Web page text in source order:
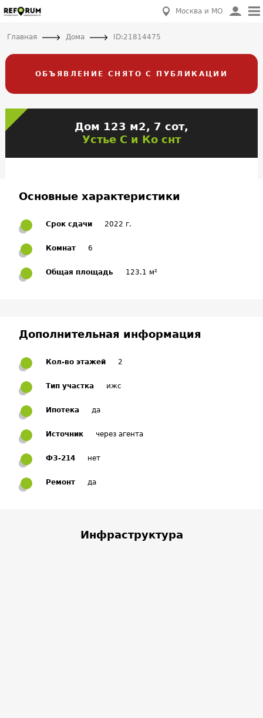
Москва и МО
Главная Дома ID:21814475
ОБЪЯВЛЕНИЕ СНЯТО С ПУБЛИКАЦИИ
Дом 123 м2, 7 сот,
Устье С и Ко снт
Основные характеристики
Срок сдачи 2022 г.
Комнат 6
Общая площадь 123.1 м²
Дополнительная информация
Кол-во этажей 2
Тип участка ижс
Ипотека да
Источник через агента
ФЗ-214 нет
Ремонт да
Инфраструктура